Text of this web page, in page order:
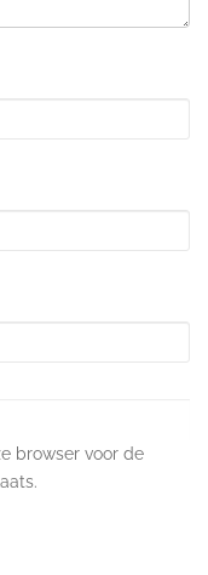
browser voor de